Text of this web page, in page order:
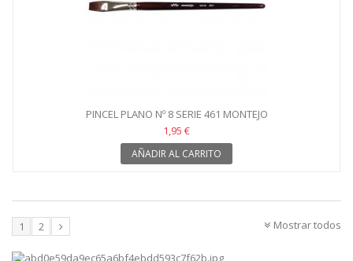
PINCEL PLANO Nº 8 SERIE 461 MONTEJO
1,95 €
AÑADIR AL CARRITO
Mostrar todos
1 2